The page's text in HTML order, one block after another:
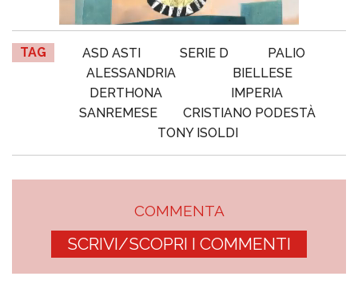
TAG ASD ASTI SERIE D
PALIO
ALESSANDRIA
BIELLESE
DERTHONA
IMPERIA
SANREMESE
CRISTIANO PODESTÀ
TONY ISOLDI
COMMENTA
SCRIVI/SCOPRI I COMMENTI